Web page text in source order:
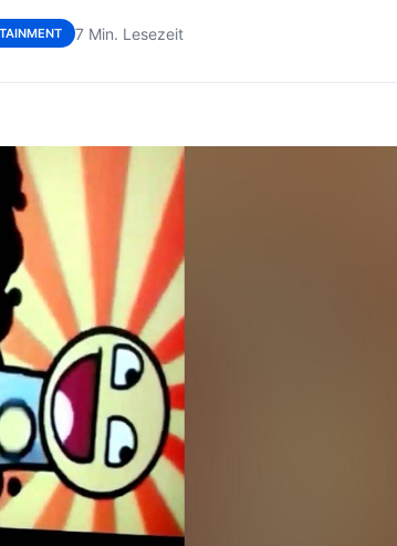
7 Min. Lesezeit